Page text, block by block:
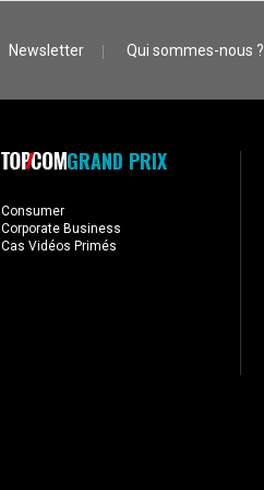
Newsletter Qui sommes-nous ?
GRAND PRIX
Consumer
Corporate Business
Cas Vidéos Primés